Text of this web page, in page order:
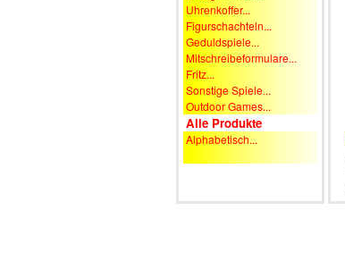
Uhrenkoffer...
Figurschachteln...
Geduldspiele...
Mitschreibeformulare...
Fritz...
Sonstige Spiele...
Outdoor Games...
Alle Produkte
Alphabetisch...